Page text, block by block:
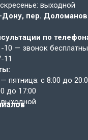
выходной
Дону, пер.
по
10 — звонок
11
пятница: с 8:00 до
до 17:00
выходной